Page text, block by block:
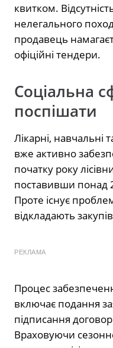
квитком.
нелегального
продавець
офіційні тендери.
Соціальна
поспішати
Лікарні, навчальні
вже активно
початку року
поставивши понад
Проте існує
відкладають
РЕКЛАМА
Процес
включає подання
підписання
Враховуючи